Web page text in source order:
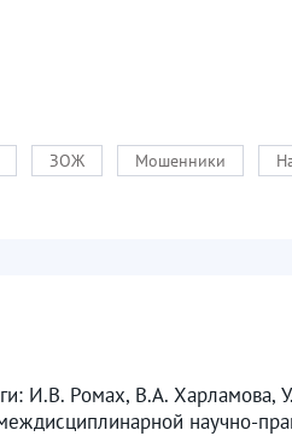
ЗОЖ Мошенники
И.В. Ромах, В.А. Харламова,
научно-